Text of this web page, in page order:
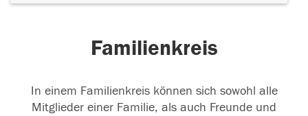
Familienkreis
In einem Familienkreis können sich sowohl alle
Mitglieder einer Familie, als auch Freunde und